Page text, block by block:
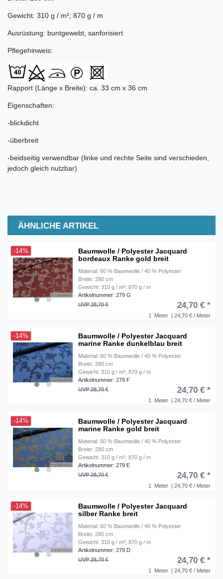
Gewicht: 310 g / m²; 870 g / m
Ausrüstung: buntgewebt, sanforisiert
Pflegehinweis:
Rapport (Länge x Breite): ca. 33 cm x 36 cm
Eigenschaften:
-blickdicht
-überbreit
-beidseitig verwendbar (linke und rechte Seite sind verschieden,
jedoch gleich nutzbar)
ÄHNLICHE ARTIKEL
-14%
Baumwolle / Polyester Jacquard
bordeaux Ranke gold breit
Material: 60 % Baumwolle / 40 % Polyester
Breite: 280 cm
Gewicht: 310 g / m²; 870 g / m
Artikelnummer: 279 G
1 Meter | 24,70 € / Meter
UVP 28,70 € 24,70 € *
-14%
Baumwolle / Polyester Jacquard
marine Ranke dunkelblau breit
Material: 60 % Baumwolle / 40 % Polyester
Breite: 280 cm
Gewicht: 310 g / m²; 870 g / m
Artikelnummer: 279 F
1 Meter | 24,70 € / Meter
UVP 28,70 € 24,70 € *
-14%
Baumwolle / Polyester Jacquard
marine Ranke gold breit
Material: 60 % Baumwolle / 40 % Polyester
Breite: 280 cm
Gewicht: 310 g / m²; 870 g / m
Artikelnummer: 279 E
1 Meter | 24,70 € / Meter
UVP 28,70 € 24,70 € *
-14%
Baumwolle / Polyester Jacquard
silber Ranke breit
Material: 60 % Baumwolle / 40 % Polyester
Breite: 280 cm
Gewicht: 310 g / m²; 870 g / m
Artikelnummer: 279 D
1 Meter | 24,70 € / Meter
UVP 28,70 € 24,70 € *